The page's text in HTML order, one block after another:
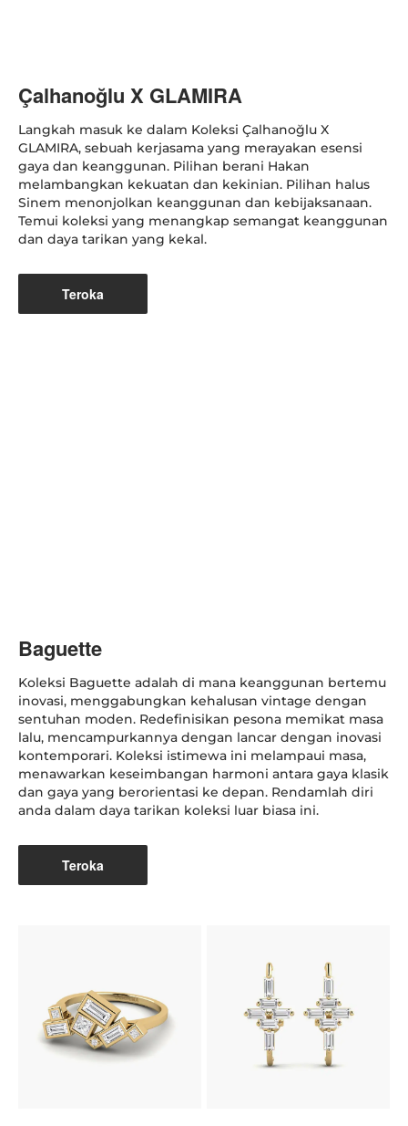
Çalhanoğlu X GLAMIRA
Langkah masuk ke dalam Koleksi Çalhanoğlu X
GLAMIRA, sebuah kerjasama yang merayakan esensi
gaya dan keanggunan. Pilihan berani Hakan
melambangkan kekuatan dan kekinian. Pilihan halus
Sinem menonjolkan keanggunan dan kebijaksanaan.
Temui koleksi yang menangkap semangat keanggunan
dan daya tarikan yang kekal.
Teroka
Baguette
Koleksi Baguette adalah di mana keanggunan bertemu
inovasi, menggabungkan kehalusan vintage dengan
sentuhan moden. Redefinisikan pesona memikat masa
lalu, mencampurkannya dengan lancar dengan inovasi
kontemporari. Koleksi istimewa ini melampaui masa,
menawarkan keseimbangan harmoni antara gaya klasik
dan gaya yang berorientasi ke depan. Rendamlah diri
anda dalam daya tarikan koleksi luar biasa ini.
Teroka